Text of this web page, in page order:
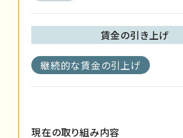
賃金の引き上げ
継続的な賃金の引上げ
現在の取り組み内容